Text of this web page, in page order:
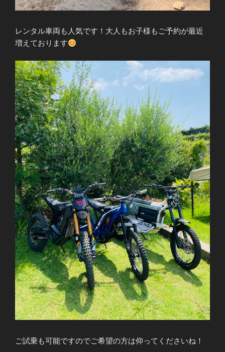
レンタル車両も人気です！大人もお子様もご予約が最近
増えております
ご試乗も可能ですのでご希望の方は仰ってくださいね！